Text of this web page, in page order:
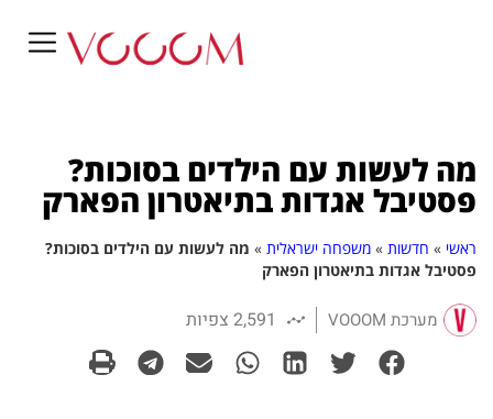
מה לעשות עם הילדים בסוכות?
פסטיבל אגדות בתיאטרון הפארק
ראשי » חדשות » משפחה ישראלית » מה לעשות עם הילדים בסוכות?
פסטיבל אגדות בתיאטרון הפארק
מערכת VOOOM 2,591 צפיות